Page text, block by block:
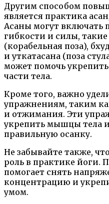
Другим способом
является практика
Асаны могут включать
гибкости и силы,
(корабельная поза),
и уткатасана (поза
может помочь
части тела.
Кроме того, важно
упражнениям, таким
и отжимания. Эти
укрепить мышцы тела
правильную осанку.
Не забывайте также,
роль в практике йоги.
помогает снять
концентрацию и
умом.